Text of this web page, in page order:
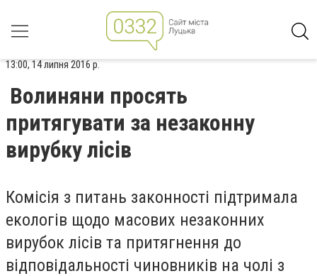
13:00, 14 липня 2016 р.
Волиняни просять
притягувати за незаконну
вирубку лісів
Комісія з питань законності підтримала
екологів щодо масових незаконних
вирубок лісів та притягнення до
відповідальності чиновників на чолі з